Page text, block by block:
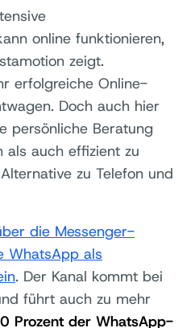
online funktionieren,
zeigt.
erfolgreiche Online-
Doch auch hier
persönliche Beratung
als auch effizient zu
zu Telefon und
die Messenger-
WhatsApp als
. Der Kanal kommt bei
führt auch zu mehr
Prozent der WhatsApp-